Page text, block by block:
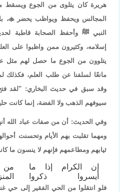
هريرة كان يتلوى من الجوع ويسقط
المجالس ويحفظ ويواظب يحضر،
النبي ﷺ وأحفظ الصحابة قاطبة
إسلامه، وكثيرون ممن واظبوا على
يتلوون من الجوع ما حصل لهم مثل
مانعًا لسلفنا عن طلب العلم، فكذلك
وقد سبق في حديث البخاري: "لقد
سيوفهم الذهب ولا الفضة، إنما كانت
وفي الحديث: أن من صفات عباد الله
ومهما تقلبت بهم الأيام وتحسنت
ثيابهم ومطاعمهم فإنهم لا ينسون ما
إن الكرام إذا ما
أيسروا ذكروا
من
فلو انتقلوا من الحي الفقير إلى حي